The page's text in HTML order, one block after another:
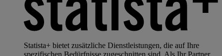
Statista+ bietet zusätzliche Dienstleistungen, die auf Ihre
spezifischen Bedürfnisse zugeschnitten sind. Als Ihr Partner